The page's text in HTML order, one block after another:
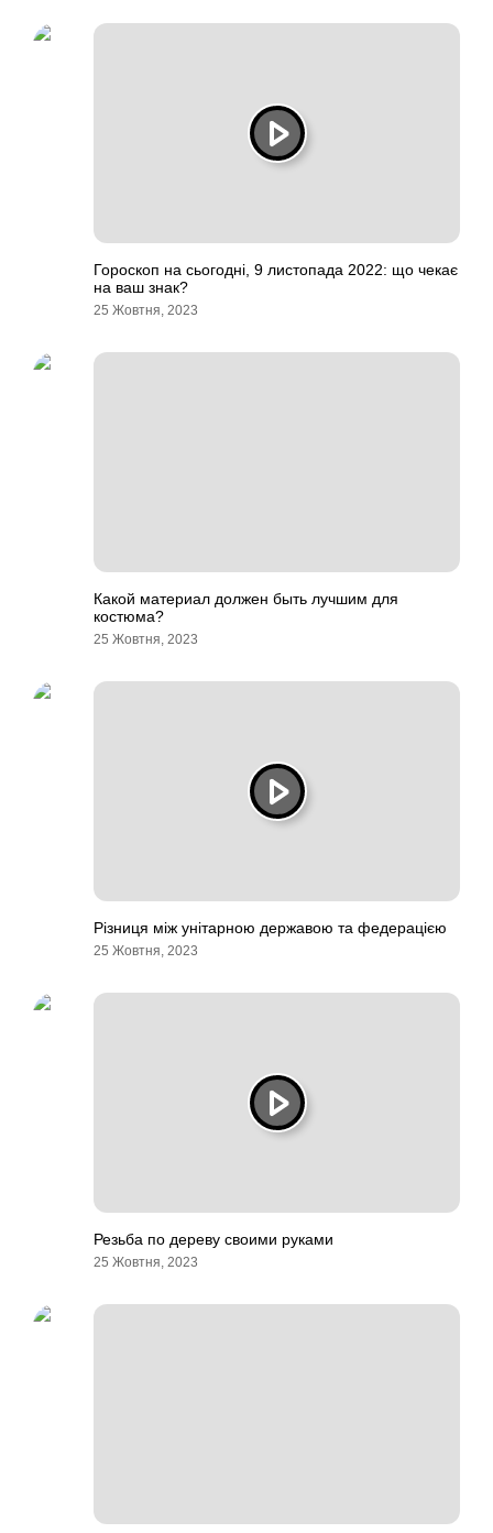
Гороскоп на сьогодні, 9 листопада 2022: що чекає
на ваш знак?
25 Жовтня, 2023
Какой материал должен быть лучшим для
костюма?
25 Жовтня, 2023
Різниця між унітарною державою та федерацією
25 Жовтня, 2023
Резьба по дереву своими руками
25 Жовтня, 2023